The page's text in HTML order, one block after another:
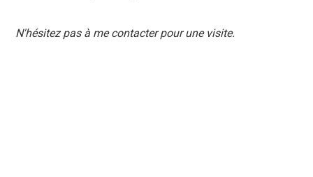
N'hésitez pas à me contacter pour une visite.